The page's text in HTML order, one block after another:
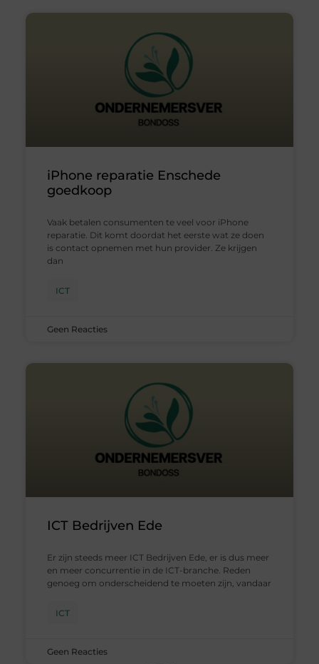
iPhone reparatie Enschede
goedkoop
Vaak betalen consumenten te veel voor iPhone
reparatie. Dit komt doordat het eerste wat ze doen
is contact opnemen met hun provider. Ze krijgen
dan
ICT
Geen Reacties
ICT Bedrijven Ede
Er zijn steeds meer ICT Bedrijven Ede, er is dus meer
en meer concurrentie in de ICT-branche. Reden
genoeg om onderscheidend te moeten zijn, vandaar
ICT
Geen Reacties